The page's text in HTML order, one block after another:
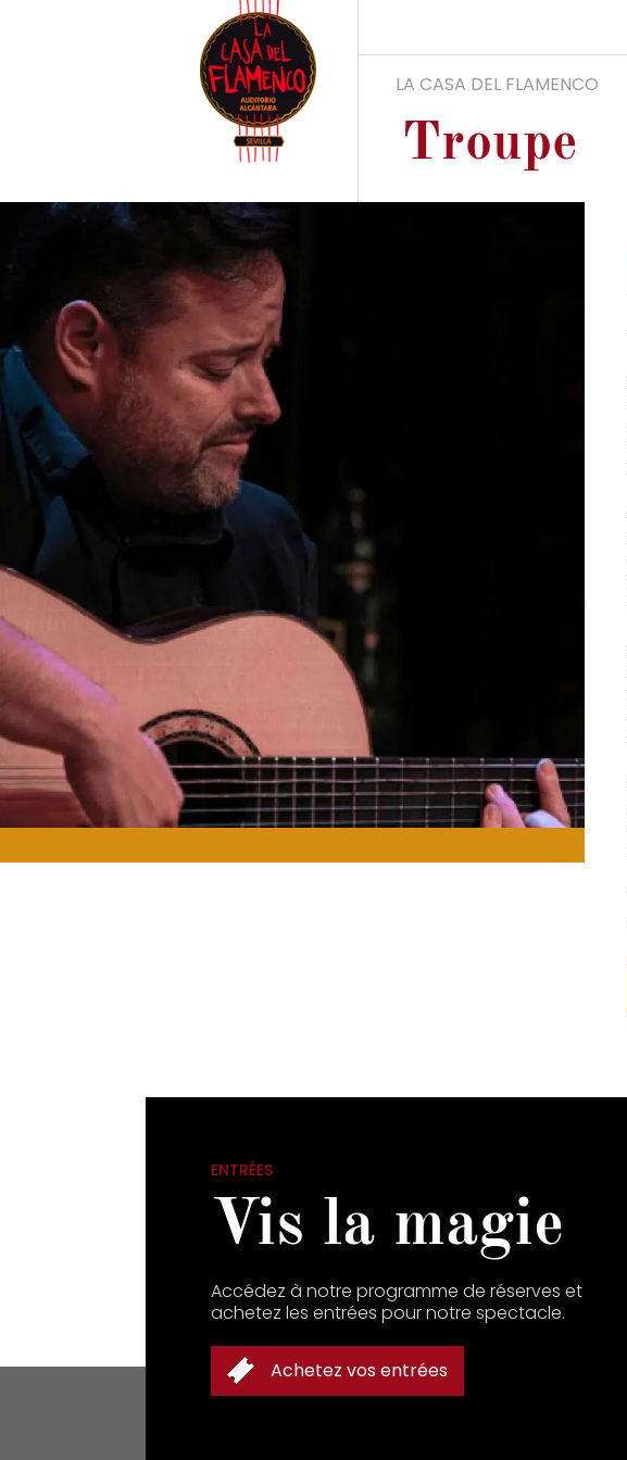
LA CASA DEL FLAMENCO
Troupe
ENTRÉES
Vis la magie
Accédez à notre programme de réserves et
achetez les entrées pour notre spectacle.
Achetez vos entrées